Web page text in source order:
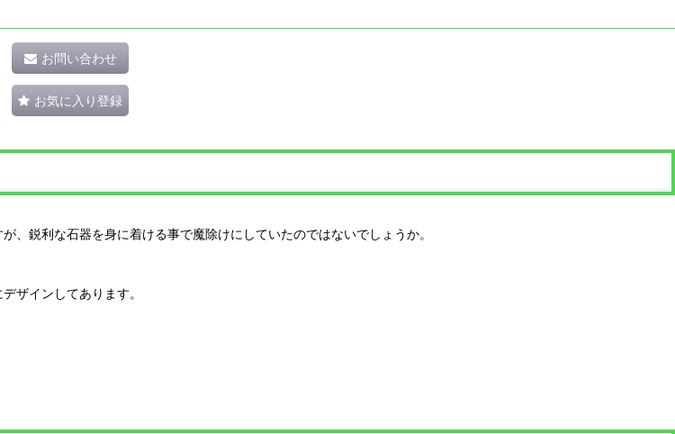
お問い合わせ
お気に入り登録
鋭利な石器を身に着ける事で魔除けにしていたのではないでしょうか。
ザインしてあります。